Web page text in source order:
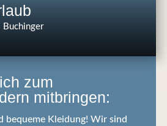
Buchinger
zum
mitbringen:
bequeme Kleidung! Wir sind